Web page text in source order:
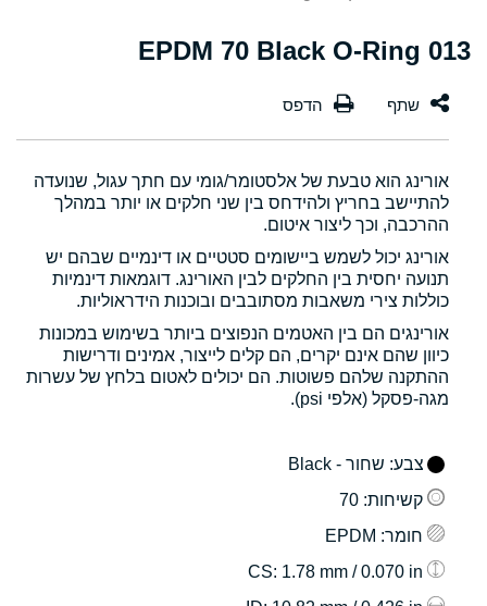
013 EPDM 70 Black O-Ring
אורינג הוא טבעת של אלסטומר/גומי עם חתך עגול, שנועדה
להתיישב בחריץ ולהידחס בין שני חלקים או יותר במהלך
ההרכבה, וכך ליצור איטום.
אורינג יכול לשמש ביישומים סטטיים או דינמיים שבהם יש
תנועה יחסית בין החלקים לבין האורינג. דוגמאות דינמיות
כוללות צירי משאבות מסתובבים ובוכנות הידראוליות.
אורינגים הם בין האטמים הנפוצים ביותר בשימוש במכונות
כיוון שהם אינם יקרים, הם קלים לייצור, אמינים ודרישות
ההתקנה שלהם פשוטות. הם יכולים לאטום בלחץ של עשרות
מגה-פסקל (אלפי psi).
צבע: שחור - Black
קשיחות: 70
חומר: EPDM
: 1.78 mm / 0.070 in